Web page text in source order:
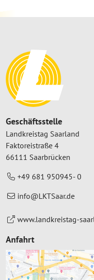
Geschäftsstelle
Landkreistag Saarland
Faktoreistraße 4
66111 Saarbrücken
+49 681 950945- 0
info@LKTSaar.de
www.landkreistag-
Anfahrt